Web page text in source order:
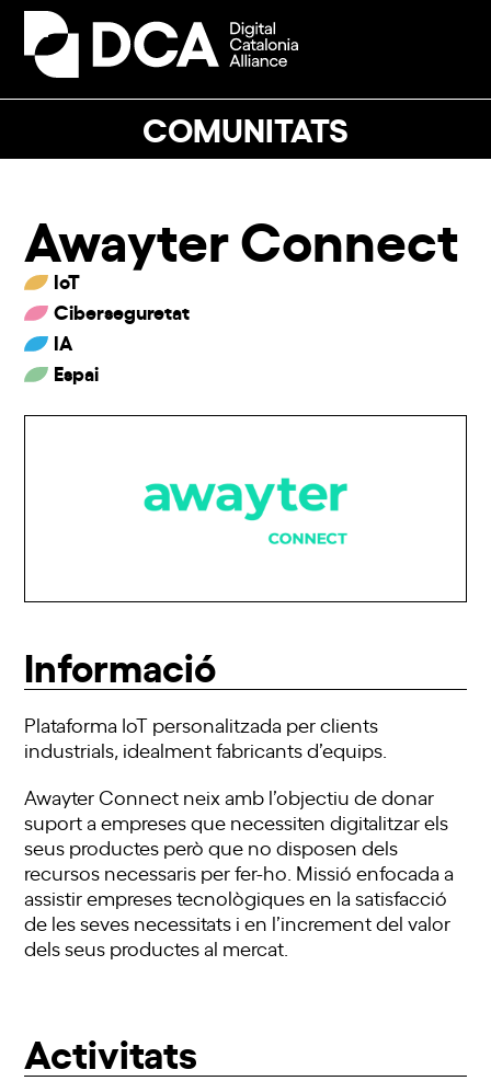
Skip
content
COMUNITATS
Open
mobile
Close
mobile
Awayter Connect
IoT
Ciberseguretat
IA
Espai
Informació
Plataforma IoT personalitzada per clients
industrials, idealment fabricants d’equips.
Awayter Connect neix amb l’objectiu de donar
suport a empreses que necessiten digitalitzar els
seus productes però que no disposen dels
recursos necessaris per fer-ho. Missió enfocada a
assistir empreses tecnològiques en la satisfacció
de les seves necessitats i en l’increment del valor
dels seus productes al mercat.
Activitats